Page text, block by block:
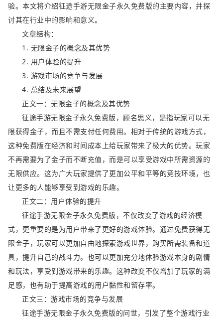
验。本文将介绍征途手游无限金子永久免费版的主要内容，并探
讨其在行业中的影响和意义。
文章结构：
1. 无限金子的概念及其优势
2. 用户体验的提升
3. 游戏市场的竞争与发展
4. 总结及未来展望
正文一：无限金子的概念及其优势
征途手游无限金子永久免费版，顾名思义，是指玩家可以无
限获得金子，而且不需支付任何费用。相对于传统的游戏方式，
这种免费版在经济和时间成本上给玩家带来了极大的优势。玩家
不再需要为了金子而不断充值，而是可以享受游戏中所需资源的
无限供应。这为广大玩家提供了更加公平和平等的竞技环境，也
让更多的人能够享受到游戏的乐趣。
正文二：用户体验的提升
征途手游无限金子永久免费版，不仅改变了游戏的经济模
式，更重要的是为用户带来了更好的游戏体验。通过免费获得无
限金子，玩家可以更加自由地探索游戏世界，购买所需装备和道
具，提升自己的战斗力。也可以更加充分地体验游戏本身的剧情
和玩法，享受到游戏带来的乐趣。这种改变不仅增加了玩家的满
足感，也有助于提高游戏的用户黏性和留存率。
正文三：游戏市场的竞争与发展
征途手游无限金子永久免费版的问世，引发了整个游戏行业